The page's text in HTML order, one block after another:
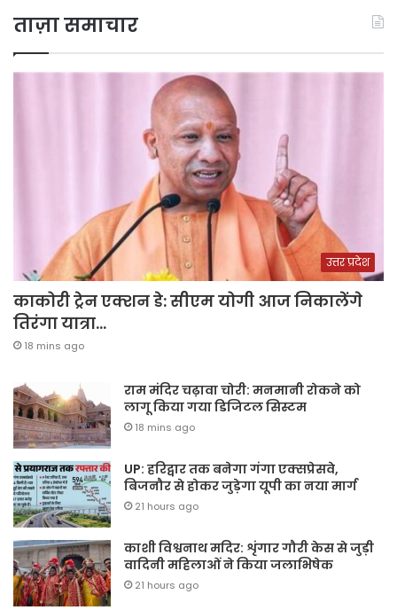
ताज़ा समाचार
उत्तर प्रदेश
काकोरी ट्रेन एक्शन डे: सीएम योगी आज निकालेंगे
तिरंगा यात्रा…
18 mins ago
राम मंदिर चढ़ावा चोरी: मनमानी रोकने को
लागू किया गया डिजिटल सिस्टम
18 mins ago
UP: हरिद्वार तक बनेगा गंगा एक्सप्रेसवे,
बिजनौर से होकर जुड़ेगा यूपी का नया मार्ग
21 hours ago
काशी विश्वनाथ मदिर: शृंगार गौरी केस से जुड़ी
वादिनी महिलाओं ने किया जलाभिषेक
21 hours ago